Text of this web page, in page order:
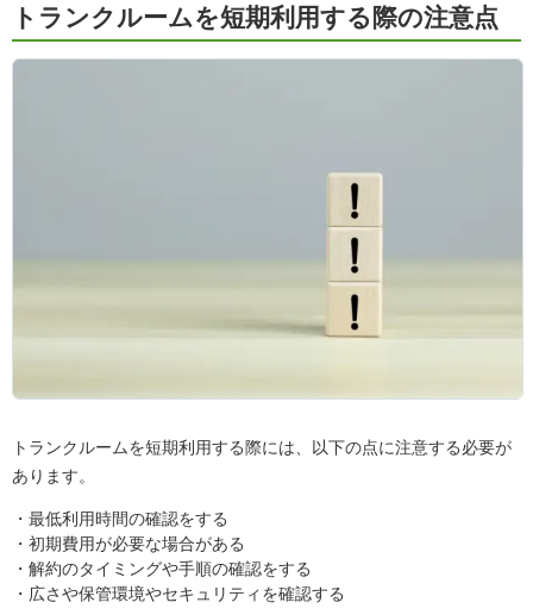
トランクルームを短期利用する際の注意点
トランクルームを短期利用する際には、以下の点に注意する必要が
あります。
・最低利用時間の確認をする
・初期費用が必要な場合がある
・解約のタイミングや手順の確認をする
・広さや保管環境やセキュリティを確認する